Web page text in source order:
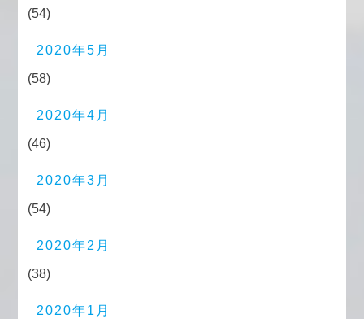
(54)
2020年5月
(58)
2020年4月
(46)
2020年3月
(54)
2020年2月
(38)
2020年1月